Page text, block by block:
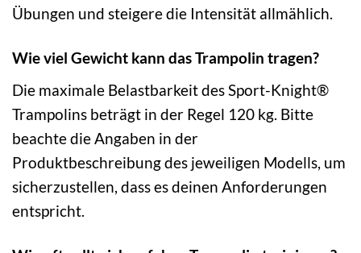
Übungen und steigere die Intensität allmählich.
Wie viel Gewicht kann das Trampolin tragen?
Die maximale Belastbarkeit des Sport-Knight®
Trampolins beträgt in der Regel 120 kg. Bitte
beachte die Angaben in der
Produktbeschreibung des jeweiligen Modells, um
sicherzustellen, dass es deinen Anforderungen
entspricht.